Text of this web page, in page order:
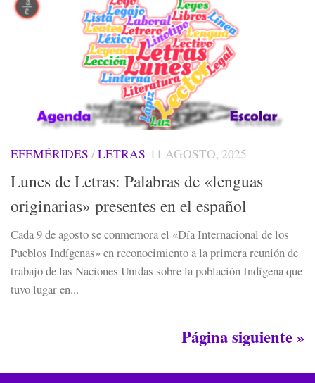
EFEMÉRIDES /LETRAS 11 AGOSTO, 2025
Lunes de Letras: Palabras de «lenguas
originarias» presentes en el español
Cada 9 de agosto se conmemora el «Día Internacional de los
Pueblos Indígenas» en reconocimiento a la primera reunión de
trabajo de las Naciones Unidas sobre la población Indígena que
tuvo lugar en...
Página siguiente »